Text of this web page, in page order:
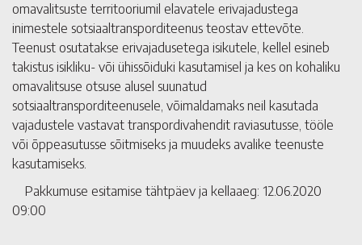
omavalitsuste territooriumil elavatele erivajadustega
inimestele sotsiaaltransporditeenus teostav ettevõte.
Teenust osutatakse erivajadusetega isikutele, kellel esineb
takistus isikliku- või ühissõiduki kasutamisel ja kes on kohaliku
omavalitsuse otsuse alusel suunatud
sotsiaaltransporditeenusele, võimaldamaks neil kasutada
vajadustele vastavat transpordivahendit raviasutusse, tööle
või õppeasutusse sõitmiseks ja muudeks avalike teenuste
kasutamiseks.
Pakkumuse esitamise tähtpäev ja kellaaeg: 12.06.2020
09:00